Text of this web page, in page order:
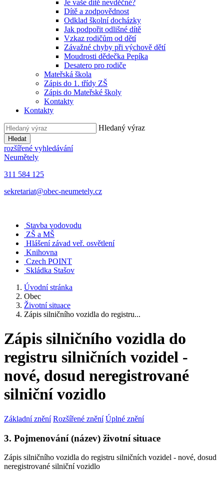
Je vaše dítě nevděčné?
Dítě a zodpovědnost
Odklad školní docházky
Jak podpořit odlišné dítě
Vzkaz rodičům od dětí
Závažné chyby při výchově dětí
Moudrosti dědečka Pepíka
Desatero pro rodiče
Mateřská škola
Zápis do 1. třídy ZŠ
Zápis do Mateřské školy
Kontakty
Kontakty
Hledaný výraz
Hledat
rozšířené vyhledávání
Neumětely
311 584 125
sekretariat@obec-neumetely.cz
Stavba vodovodu
ZŠ a MŠ
Hlášení závad veř. osvětlení
Knihovna
Czech POINT
Skládka Stašov
Úvodní stránka
Obec
Životní situace
Zápis silničního vozidla do registru...
Zápis silničního vozidla do
registru silničních vozidel -
nové, dosud neregistrované
silniční vozidlo
Základní znění Rozšířené znění Úplné znění
3. Pojmenování (název) životní situace
Zápis silničního vozidla do registru silničních vozidel - nové, dosud
neregistrované silniční vozidlo